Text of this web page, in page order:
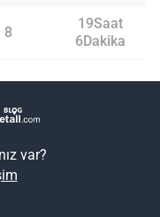
8
19Saat
6Dakika
var?